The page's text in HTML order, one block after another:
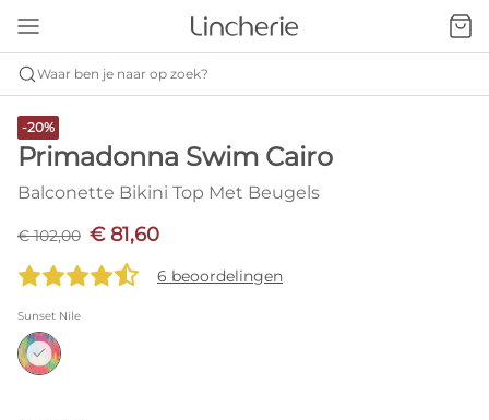
Waar ben je naar op zoek?
-20%
Primadonna Swim Cairo
Balconette Bikini Top Met Beugels
€ 102,00 € 81,60
6 beoordelingen
Sunset Nile